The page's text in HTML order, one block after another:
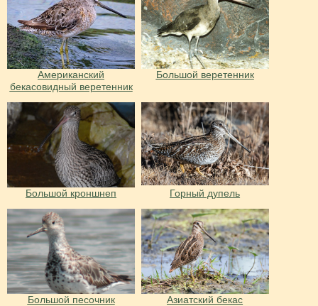
Американский
бекасовидный веретенник
Большой веретенник
Большой кроншнеп Горный дупель
Большой песочник Азиатский бекас